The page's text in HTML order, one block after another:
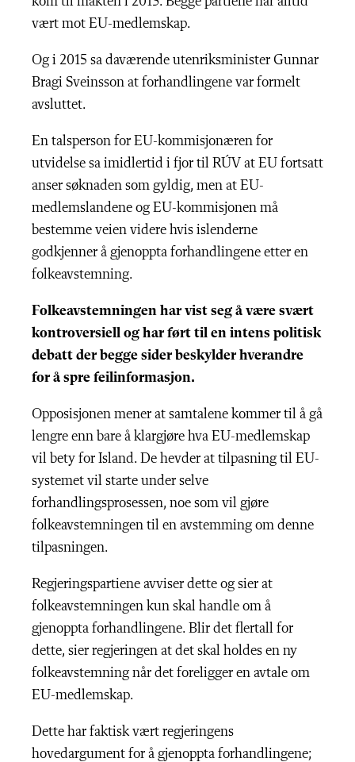
vært mot EU-medlemskap.
Og i 2015 sa daværende utenriksminister Gunnar
Bragi Sveinsson at forhandlingene var formelt
avsluttet.
En talsperson for EU-kommisjonæren for
utvidelse sa imidlertid i fjor til RÚV at EU fortsatt
anser søknaden som gyldig, men at EU-
medlemslandene og EU-kommisjonen må
bestemme veien videre hvis islenderne
godkjenner å gjenoppta forhandlingene etter en
folkeavstemning.
Folkeavstemningen har vist seg å være svært
kontroversiell og har ført til en intens politisk
debatt der begge sider beskylder hverandre
for å spre feilinformasjon.
Opposisjonen mener at samtalene kommer til å gå
lengre enn bare å klargjøre hva EU-medlemskap
vil bety for Island. De hevder at tilpasning til EU-
systemet vil starte under selve
forhandlingsprosessen, noe som vil gjøre
folkeavstemningen til en avstemming om denne
tilpasningen.
Regjeringspartiene avviser dette og sier at
folkeavstemningen kun skal handle om å
gjenoppta forhandlingene. Blir det flertall for
dette, sier regjeringen at det skal holdes en ny
folkeavstemning når det foreligger en avtale om
EU-medlemskap.
Dette har faktisk vært regjeringens
hovedargument for å gjenoppta forhandlingene;